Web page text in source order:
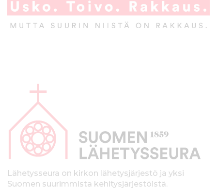
p
kLähetysseura on kirkon lähetysjärjestö ja yksi
Suomen suurimmista kehitysjärjestöistä.